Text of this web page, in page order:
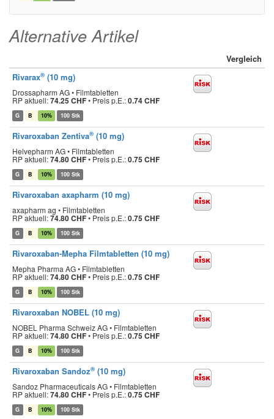
Alternative Artikel
Vergleich
Rivarax® (10 mg)
Drossapharm AG • Filmtabletten
RP aktuell:74.25 CHF• Preis p.E.:0.74 CHF
G B 10% 100 Stk
Rivaroxaban Zentiva® (10 mg)
Helvepharm AG • Filmtabletten
RP aktuell:74.80 CHF• Preis p.E.:0.75 CHF
G B 10% 100 Stk
Rivaroxaban axapharm (10 mg)
axapharm ag • Filmtabletten
RP aktuell:74.80 CHF• Preis p.E.:0.75 CHF
G B 10% 100 Stk
Rivaroxaban-Mepha Filmtabletten (10 mg)
Mepha Pharma AG • Filmtabletten
RP aktuell:74.80 CHF• Preis p.E.:0.75 CHF
G B 10% 100 Stk
Rivaroxaban NOBEL (10 mg)
NOBEL Pharma Schweiz AG • Filmtabletten
RP aktuell:74.80 CHF• Preis p.E.:0.75 CHF
G B 10% 100 Stk
Rivaroxaban Sandoz® (10 mg)
Sandoz Pharmaceuticals AG • Filmtabletten
RP aktuell:74.80 CHF• Preis p.E.:0.75 CHF
G B 10% 100 Stk